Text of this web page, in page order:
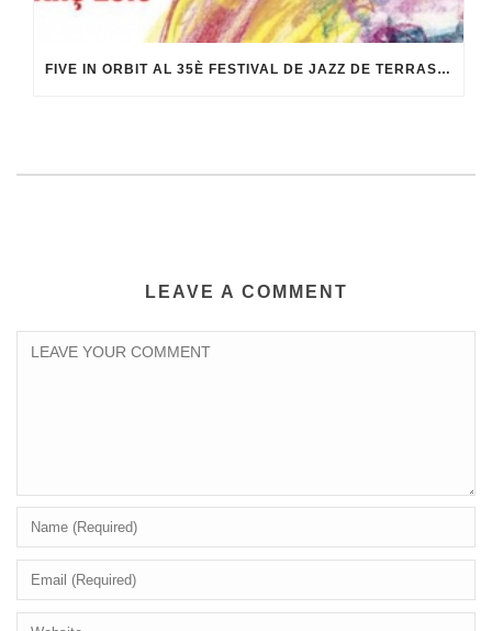
FIVE IN ORBIT AL 35È FESTIVAL DE JAZZ DE TERRASSA
LEAVE A COMMENT